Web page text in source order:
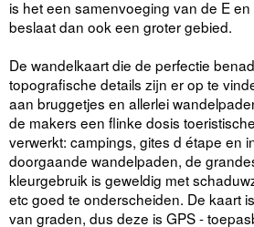
is het een samenvoeging van de E
beslaat dan ook een groter gebied.
De wandelkaart die de perfectie
topografische details zijn er op te
aan bruggetjes en allerlei
de makers een flinke dosis
verwerkt: campings, gites d étape en
doorgaande wandelpaden, de
kleurgebruik is geweldig met
etc goed te onderscheiden. De kaart
van graden, dus deze is GPS -